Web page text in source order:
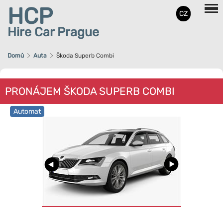
HCP
Hire Car Prague
CZ
Domů Auta Škoda Superb Combi
PRONÁJEM ŠKODA SUPERB COMBI
Automat